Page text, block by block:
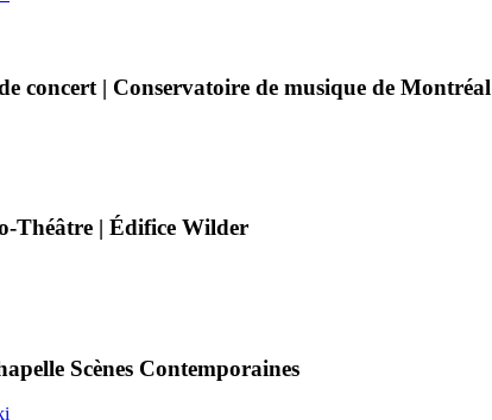
concert | Conservatoire de musique de Montréal
Théâtre | Édifice Wilder
Scènes Contemporaines